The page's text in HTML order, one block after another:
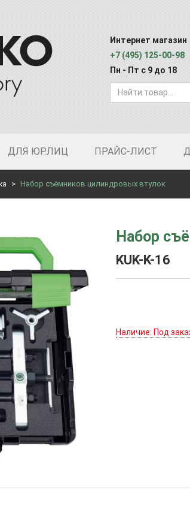
Интернет магазин
+7 (495) 125-00-98
Пн - Пт с 9 до 18
ДЛЯ ЮР.ЛИЦ ПРАЙС-ЛИСТ
Набор съёмников цилиндровых втулок
Набор
KUK-K-16
Наличие: Под